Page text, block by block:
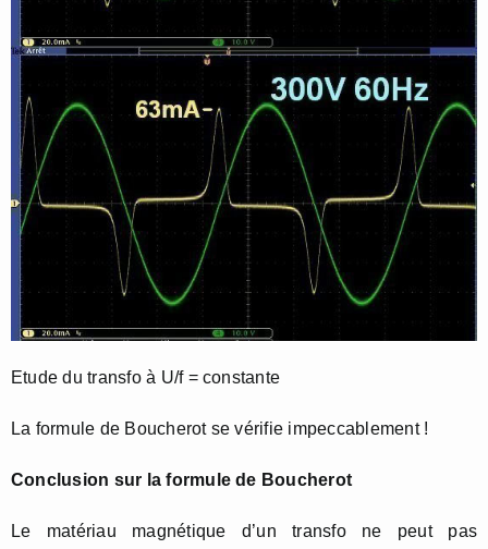
Etude du transfo à U/f = constante
La formule de Boucherot se vérifie impeccablement !
Conclusion sur la formule de Boucherot
Le matériau magnétique d’un transfo ne peut pas